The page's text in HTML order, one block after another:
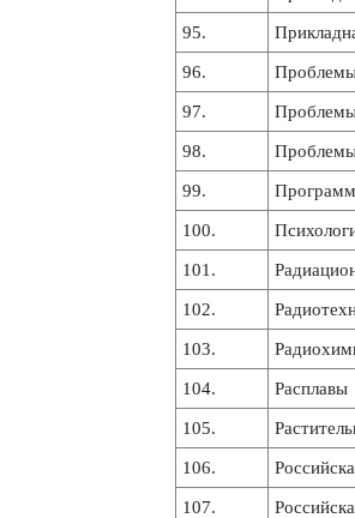
95.
96.
97.
98.
99.
100.
101.
102.
103.
104. Расплавы
105.
106.
107.